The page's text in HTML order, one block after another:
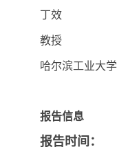
丁效
教授
哈尔滨工业大学
报告信息
报告时间：